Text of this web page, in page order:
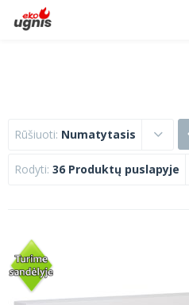
Rūšiuoti: Numatytasis
Rodyti: 36 Produktų puslapyje